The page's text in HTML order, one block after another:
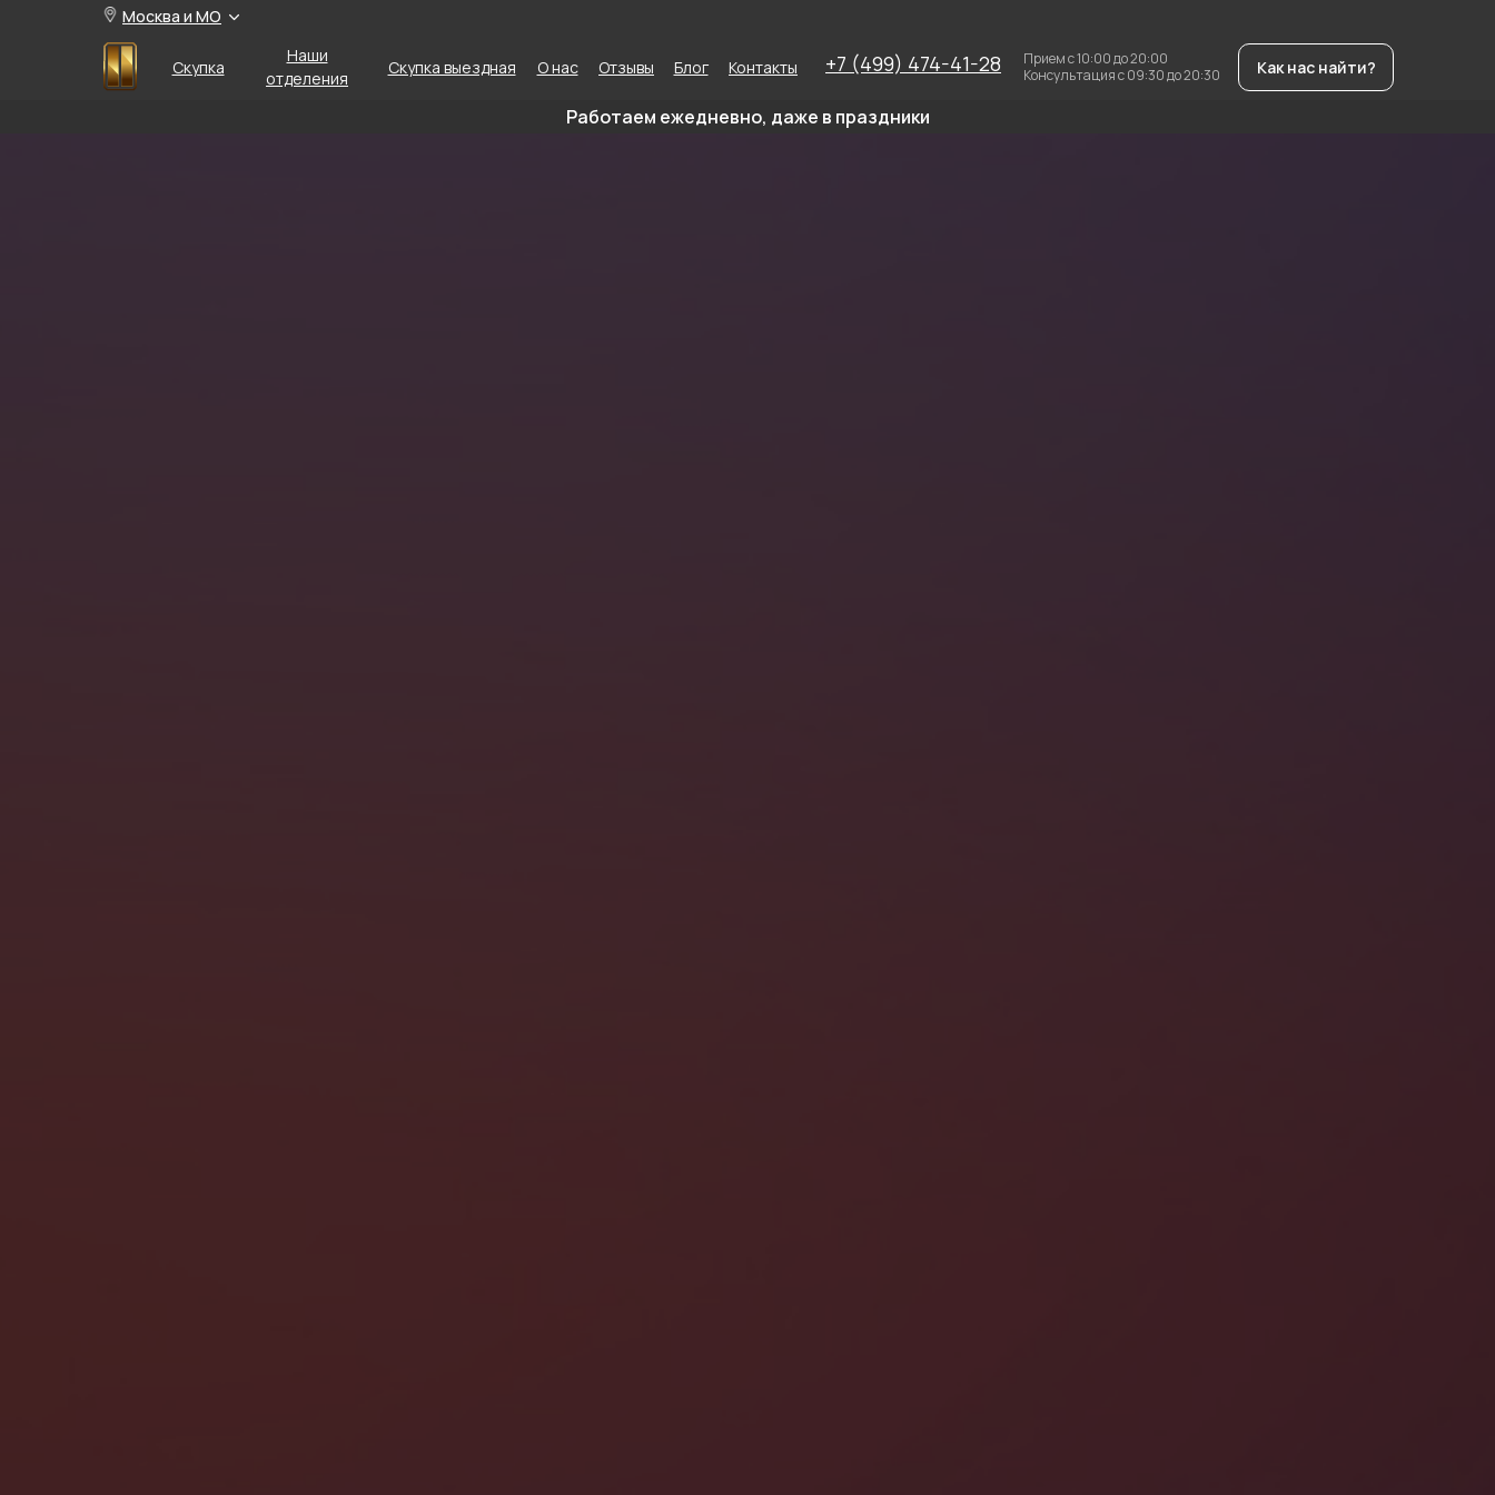
Москва и МО
Скупка
Наши
отделения
Скупка выездная О нас Отзывы Блог Контакты
Прием с 10:00 до 20:00
Консультация с 09:30 до 20:30
Как нас найти?
+7 (499) 474-41-28
Работаем ежедневно, даже в праздники